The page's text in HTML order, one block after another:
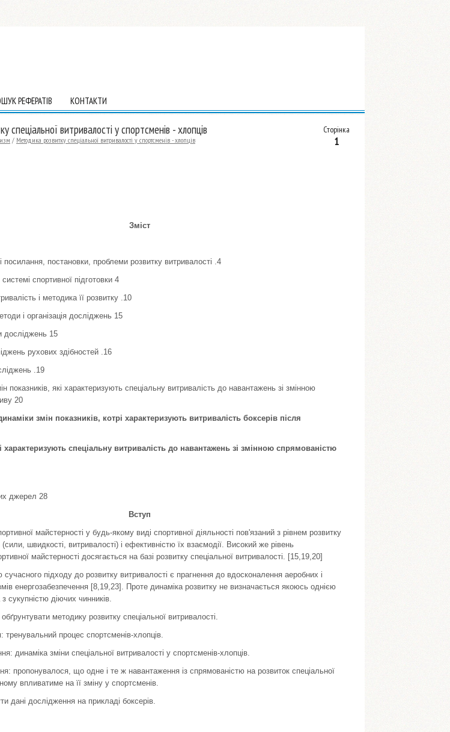
РЕФЕРАТІВ КОНТАКТИ
Сторінка
1
спеціальної витривалості у спортсменів - хлопців
/ Методика розвитку спеціальної витривалості у спортсменів - хлопців
Зміст
посилання, постановки, проблеми розвитку витривалості .4
спортивної підготовки 4
і методика її розвитку .10
і організація досліджень 15
досліджень 15
рухових здібностей .16
.19
показників, які характеризують спеціальну витривалість до навантажень зі змінною
20
змін показників, котрі характеризують витривалість боксерів після
характеризують спеціальну витривалість до навантажень зі змінною спрямованістю
джерел 28
Вступ
майстерності у будь-якому виді спортивної діяльності пов'язаний з рівнем розвитку
швидкості, витривалості) і ефективністю їх взаємодії. Високий же рівень
майстерності досягається на базі розвитку спеціальної витривалості. [15,19,20]
підходу до розвитку витривалості є прагнення до вдосконалення аеробних і
енергозабезпечення [8,19,23]. Проте динаміка розвитку не визначається якоюсь однією
сукупністю діючих чинників.
методику розвитку спеціальної витривалості.
тренувальний процес спортсменів-хлопців.
динаміка зміни спеціальної витривалості у спортсменів-хлопців.
пропонувалося, що одне і те ж навантаження із спрямованістю на розвиток спеціальної
впливатиме на її зміну у спортсменів.
дані дослідження на прикладі боксерів.